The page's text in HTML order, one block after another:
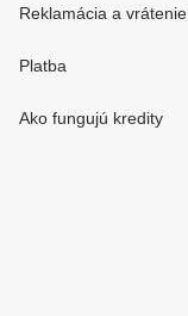
Reklamácia a vrátenie
Platba
Ako fungujú kredity